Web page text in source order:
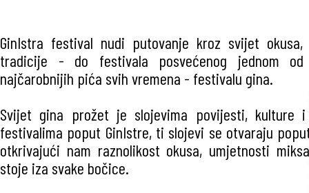
GinIstra festival nudi putovanje kroz svijet
tradicije - do festivala posvećenog jednom
najčarobnijih pića svih vremena - festivalu gina.
Svijet gina prožet je slojevima povijesti, kulture
festivalima poput GinIstre, ti slojevi se otvaraju
otkrivajući nam raznolikost okusa, umjetnosti
stoje iza svake bočice.